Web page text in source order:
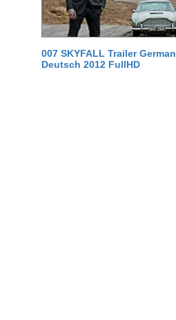
007 SKYFALL Trailer German
Deutsch 2012 FullHD